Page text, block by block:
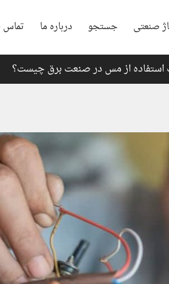
صنعتی جستجو درباره ما تماس
استفاده از مس در صنعت برق چیست؟